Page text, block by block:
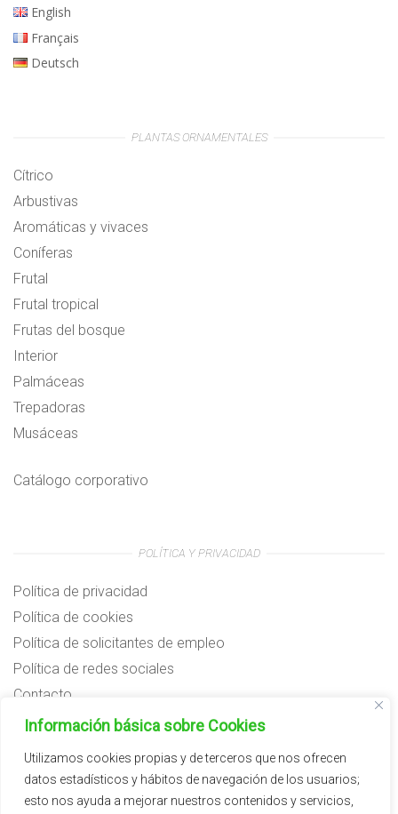
Información básica sobre Cookies
Utilizamos cookies propias y de terceros que nos ofrecen
datos estadísticos y hábitos de navegación de los usuarios;
esto nos ayuda a mejorar nuestros contenidos y servicios,
English
Français
Deutsch
PLANTAS ORNAMENTALES
Cítrico
Arbustivas
Aromáticas y vivaces
Coníferas
Frutal
Frutal tropical
Frutas del bosque
Interior
Palmáceas
Trepadoras
Musáceas
Catálogo corporativo
POLÍTICA Y PRIVACIDAD
Política de privacidad
Política de cookies
Política de solicitantes de empleo
Política de redes sociales
Contacto
Preguntas frecuentes
Subvenciones